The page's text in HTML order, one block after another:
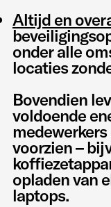
Altijd en
onder alle
locaties
Bovendien
voldoende
voorzien –
opladen van
laptops.